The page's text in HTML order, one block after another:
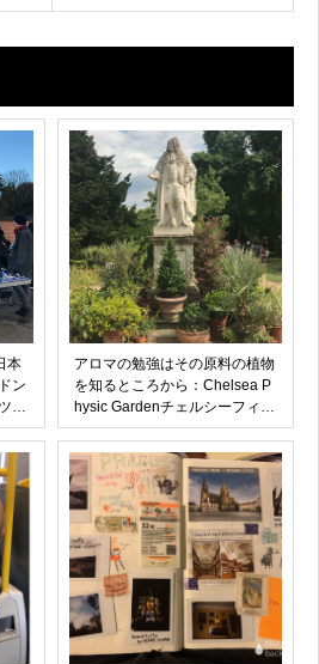
本
ン
セ
加
アロマの勉強はその原料の植物
を知るところから：Chelsea P
hysic Gardenチェルシーフィジ
ックガーデン